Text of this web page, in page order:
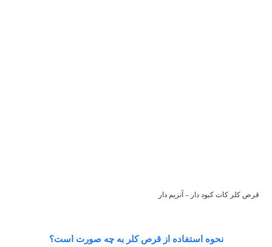
قرص کلر کات کبود دار – آنزیم دار
نحوه استفاده از قرص کلر به چه صورت است؟